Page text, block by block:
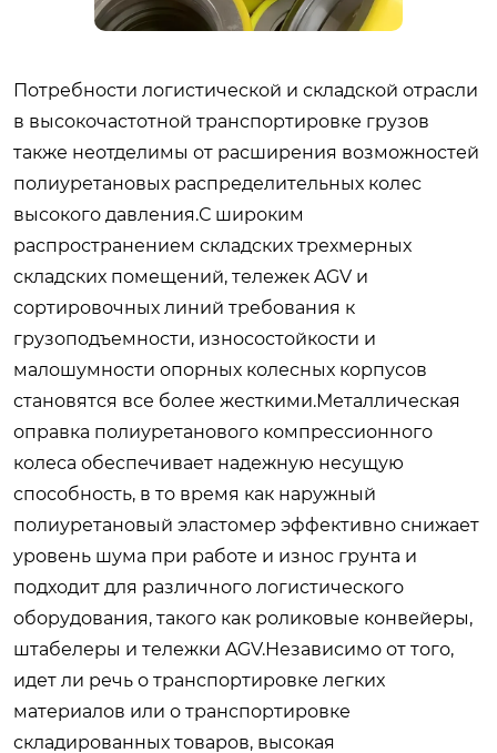
Потребности логистической и складской отрасли
в высокочастотной транспортировке грузов
также неотделимы от расширения возможностей
полиуретановых распределительных колес
высокого давления.С широким
распространением складских трехмерных
складских помещений, тележек AGV и
сортировочных линий требования к
грузоподъемности, износостойкости и
малошумности опорных колесных корпусов
становятся все более жесткими.Металлическая
оправка полиуретанового компрессионного
колеса обеспечивает надежную несущую
способность, в то время как наружный
полиуретановый эластомер эффективно снижает
уровень шума при работе и износ грунта и
подходит для различного логистического
оборудования, такого как роликовые конвейеры,
штабелеры и тележки AGV.Независимо от того,
идет ли речь о транспортировке легких
материалов или о транспортировке
складированных товаров, высокая